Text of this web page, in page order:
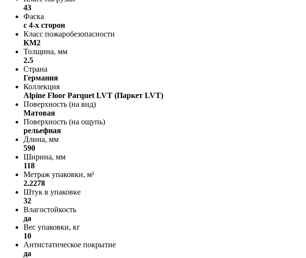
43
Фаска
с 4-х сторон
Класс пожаробезопасности
КМ2
Толщина, мм
2.5
Страна
Германия
Коллекция
Alpine Floor Parquet LVT (Паркет LVT)
Поверхность (на вид)
Матовая
Поверхность (на ощупь)
рельефная
Длина, мм
590
Ширина, мм
118
Метраж упаковки, м²
2.2278
Штук в упаковке
32
Влагостойкость
да
Вес упаковки, кг
10
Антистатическое покрытие
да